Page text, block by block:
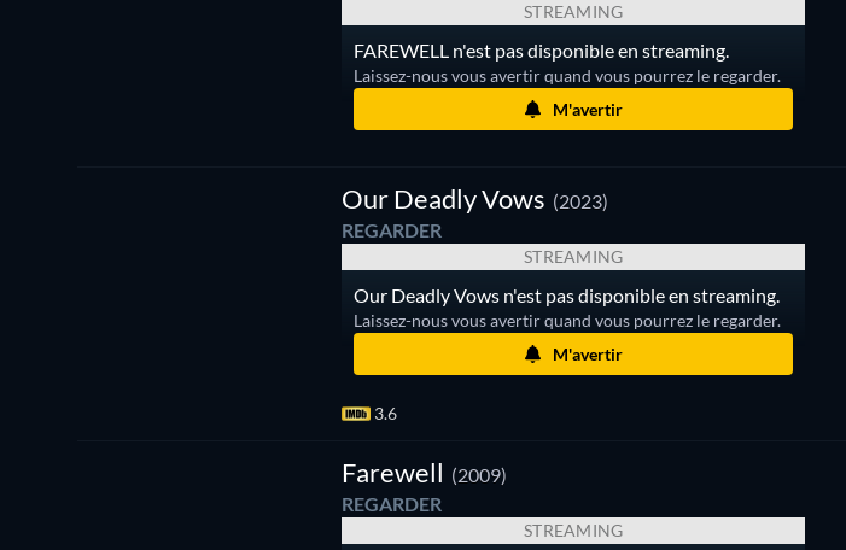
STREAMING
FAREWELL n'est pas disponible en streaming.
Laissez-nous vous avertir quand vous pourrez le regarder.
M'avertir
Our Deadly Vows (2023)
REGARDER
STREAMING
Our Deadly Vows n'est pas disponible en streaming.
Laissez-nous vous avertir quand vous pourrez le regarder.
M'avertir
3.6
Farewell (2009)
REGARDER
STREAMING